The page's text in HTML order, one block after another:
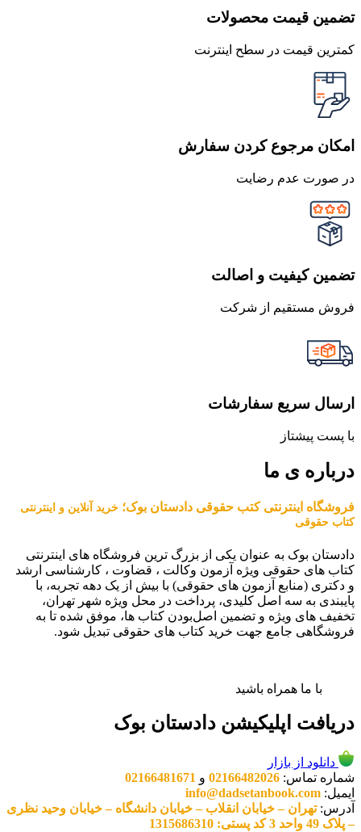
تضمین قیمت محصولات
کمترین قیمت در سطح اینترنت
امکان مرجوع کردن سفارش
در صورت عدم رضایت
تضمین کیفیت و اصالت
فروش مستقیم از شرکت
ارسال سریع سفارشات
با پست پیشتاز
درباره ی ما
فروشگاه اینترنتی کتب حقوقی دادستان بوک؛ خرید آنلاین و اینترنتی
کتاب حقوقی
دادستان بوک به عنوان یکی از بزرگ ترین فروشگاه های اینترنتی
کتاب های حقوقی ویژه آزمون وکالت ، قضاوت ، کارشناسی ارشد
و دکتری (منابع آزمون های حقوقی) با بیش از یک دهه تجربه، با
پایبندی به سه اصل کلیدی، پرداخت در محل ویژه شهر تهران،
تخفیف های ویژه و تضمین اصل‌بودن کتاب ها، موفق شده تا به
فروشگاهی جامع جهت خرید کتاب های حقوقی تبدیل شود.
با ما همراه باشید
دریافت اپلیکیشن دادستان بوک
دانلود از بازار
شماره تماس: 02166482026 و 02166481671
ایمیل: info@dadsetanbook.com
آدرس:تهران – خیابان انقلاب – خیابان دانشگاه – خیابان وحید نظری
– پلاک 49 واحد 3 کد پستی: 1315686310